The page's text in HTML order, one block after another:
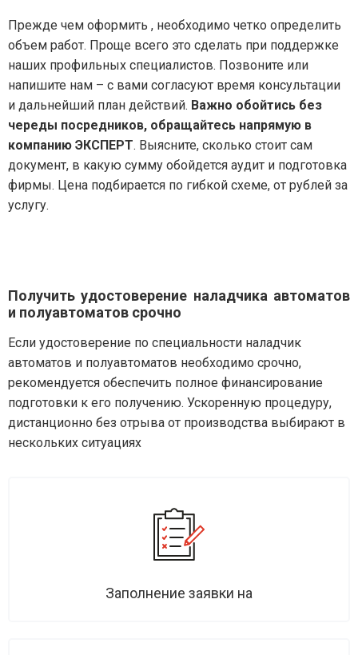
Прежде чем оформить , необходимо четко определить
объем работ. Проще всего это сделать при поддержке
наших профильных специалистов. Позвоните или
напишите нам – с вами согласуют время консультации
и дальнейший план действий. Важно обойтись без
череды посредников, обращайтесь напрямую в
компанию ЭКСПЕРТ. Выясните, сколько стоит сам
документ, в какую сумму обойдется аудит и подготовка
фирмы. Цена подбирается по гибкой схеме, от рублей за
услугу.
Получить удостоверение наладчика автоматов
и полуавтоматов срочно
Если удостоверение по специальности наладчик
автоматов и полуавтоматов необходимо срочно,
рекомендуется обеспечить полное финансирование
подготовки к его получению. Ускоренную процедуру,
дистанционно без отрыва от производства выбирают в
нескольких ситуациях
Заполнение заявки на